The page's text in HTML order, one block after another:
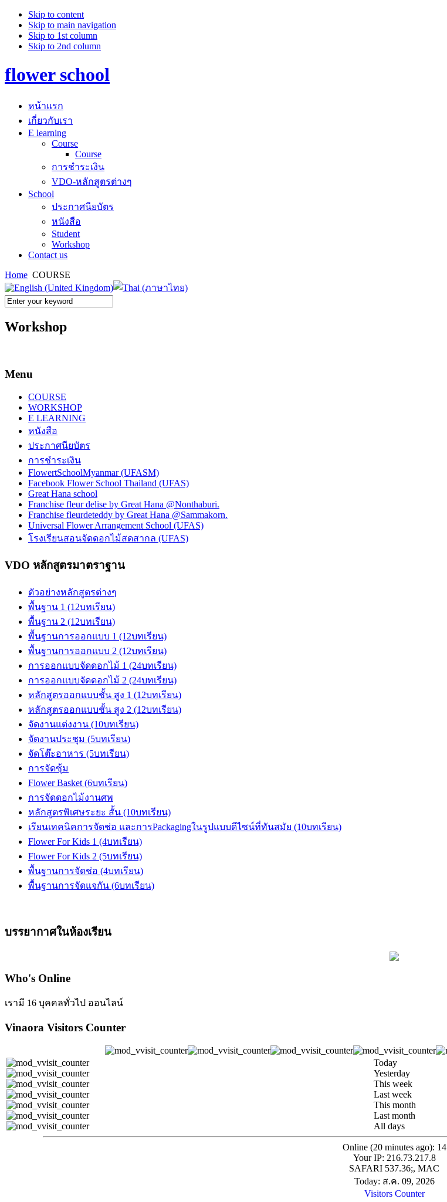
Skip to content
Skip to main navigation
Skip to 1st column
Skip to 2nd column
flower school
หน้าแรก
เกี่ยวกับเรา
E learning
Course
Course
การชำระเงิน
VDO-หลักสูตรต่างๆ
School
ประกาศนียบัตร
หนังสือ
Student
Workshop
Contact us
Home COURSE
Workshop
Menu
COURSE
WORKSHOP
E LEARNING
หนังสือ
ประกาศนียบัตร
การชำระเงิน
FlowertSchoolMyanmar (UFASM)
Facebook Flower School Thailand (UFAS)
Great Hana school
Franchise fleur delise by Great Hana @Nonthaburi.
Franchise fleurdeteddy by Great Hana @Sammakorn.
Universal Flower Arrangement School (UFAS)
โรงเรียนสอนจัดดอกไม้สดสากล (UFAS)
VDO หลักสูตรมาตราฐาน
ตัวอย่างหลักสูตรต่างๆ
พื้นฐาน 1 (12บทเรียน)
พื้นฐาน 2 (12บทเรียน)
พื้นฐานการออกแบบ 1 (12บทเรียน)
พื้นฐานการออกแบบ 2 (12บทเรียน)
การออกแบบจัดดอกไม้ 1 (24บทเรียน)
การออกแบบจัดดอกไม้ 2 (24บทเรียน)
หลักสูตรออกแบบชั้น สูง 1 (12บทเรียน)
หลักสูตรออกแบบชั้น สูง 2 (12บทเรียน)
จัดงานแต่งงาน (10บทเรียน)
จัดงานประชุม (5บทเรียน)
จัดโต๊ะอาหาร (5บทเรียน)
การจัดซุ้ม
Flower Basket (6บทเรียน)
การจัดดอกไม้งานศพ
หลักสูตรพิเศษระยะ สั้น (10บทเรียน)
เรียนเทคนิคการจัดช่อ และการPackagingในรูปแบบดีไซน์ที่ทันสมัย (10บทเรียน)
Flower For Kids 1 (4บทเรียน)
Flower For Kids 2 (5บทเรียน)
พื้นฐานการจัดช่อ (4บทเรียน)
พื้นฐานการจัดแจกัน (6บทเรียน)
บรรยากาศในห้องเรียน
Who's Online
เรามี 16 บุคคลทั่วไป ออนไลน์
Vinaora Visitors Counter
Today
Yesterday
This week
Last week
This month
Last month
All days
Online (20 minutes ago): 14
Your IP: 216.73.217.8
SAFARI 537.36;, MAC
Today: ส.ค. 09, 2026
Visitors Counter